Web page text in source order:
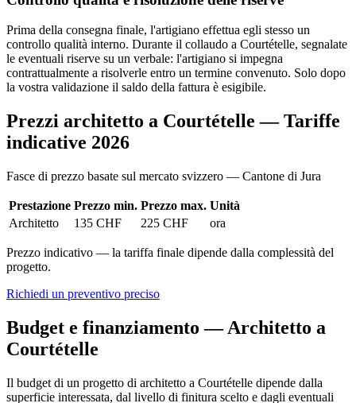
Prima della consegna finale, l'artigiano effettua egli stesso un
controllo qualità interno. Durante il collaudo a Courtételle, segnalate
le eventuali riserve su un verbale: l'artigiano si impegna
contrattualmente a risolverle entro un termine convenuto. Solo dopo
la vostra validazione il saldo della fattura è esigibile.
Prezzi architetto a Courtételle — Tariffe
indicative 2026
Fasce di prezzo basate sul mercato svizzero — Cantone di Jura
Prestazione Prezzo min. Prezzo max. Unità
Architetto
135 CHF 225 CHF ora
Prezzo indicativo — la tariffa finale dipende dalla complessità del
progetto.
Richiedi un preventivo preciso
Budget e finanziamento — Architetto a
Courtételle
Il budget di un progetto di architetto a Courtételle dipende dalla
superficie interessata, dal livello di finitura scelto e dagli eventuali